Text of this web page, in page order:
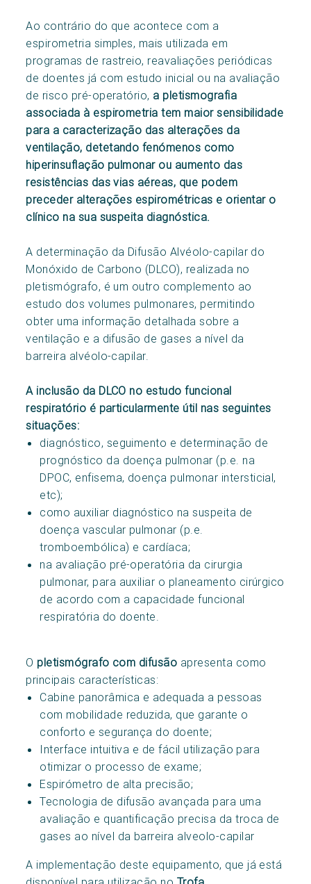
Ao contrário do que acontece com a
espirometria simples, mais utilizada em
programas de rastreio, reavaliações periódicas
de doentes já com estudo inicial ou na avaliação
de risco pré-operatório, a pletismografia
associada à espirometria tem maior sensibilidade
para a caracterização das alterações da
ventilação, detetando fenómenos como
hiperinsuflação pulmonarou aumento das
resistências das vias aéreas, que podem
preceder alterações espirométricas e orientar o
clínico na sua suspeita diagnóstica.
A determinação da Difusão Alvéolo-capilar do
Monóxido de Carbono (DLCO), realizada no
pletismógrafo, é um outro complemento ao
estudo dos volumes pulmonares, permitindo
obter uma informação detalhada sobre a
ventilação e a difusão de gases a nível da
barreira alvéolo-capilar.
A inclusão da DLCO no estudo funcional
respiratório é particularmente útil nas seguintes
situações:
diagnóstico, seguimento e determinação de
prognóstico da doença pulmonar (p.e. na
DPOC, enfisema, doença pulmonar intersticial,
etc);
como auxiliar diagnóstico na suspeita de
doença vascular pulmonar (p.e.
tromboembólica) e cardíaca;
na avaliação pré-operatória da cirurgia
pulmonar, para auxiliar o planeamento cirúrgico
de acordo com a capacidade funcional
respiratória do doente.
O pletismógrafo com difusão apresenta como
principais características:
Cabine panorâmica e adequada a pessoas
com mobilidade reduzida, que garante o
conforto e segurança do doente;
Interface intuitiva e de fácil utilização para
otimizar o processo de exame;
Espirómetro de alta precisão;
Tecnologia de difusão avançada para uma
avaliação e quantificação precisa da troca de
gases ao nível da barreira alveolo-capilar
A implementação deste equipamento, que já está